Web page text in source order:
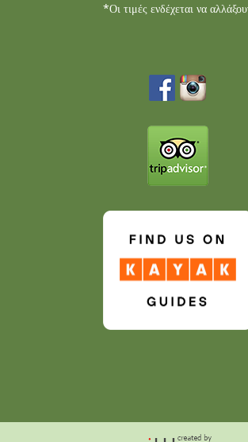
*Οι τιμές ενδέχεται να